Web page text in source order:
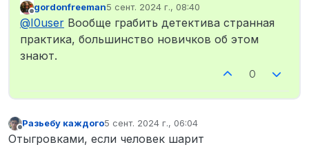
находят ли их? Вопрос вроде бы глупый, но
не стоит забывать:
Не в сети
gordonfreeman5 сент. 2024 г., 08:40
отредактировано
@I0user Вообще грабить детектива странная
практика, большинство новичков об этом
знают.
0
Разьебу каждого5 сент. 2024 г., 06:04
отредактировано
Отыгровками, если человек шарит